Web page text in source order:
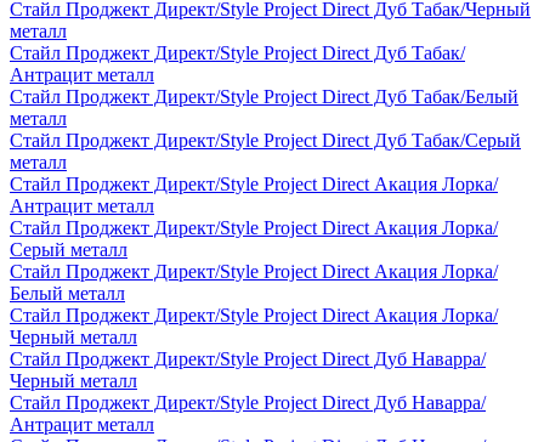
Стайл Проджект Директ/Style Project Direct Дуб Табак/Черный
металл
Стайл Проджект Директ/Style Project Direct Дуб Табак/
Антрацит металл
Стайл Проджект Директ/Style Project Direct Дуб Табак/Белый
металл
Стайл Проджект Директ/Style Project Direct Дуб Табак/Серый
металл
Стайл Проджект Директ/Style Project Direct Акация Лорка/
Антрацит металл
Стайл Проджект Директ/Style Project Direct Акация Лорка/
Серый металл
Стайл Проджект Директ/Style Project Direct Акация Лорка/
Белый металл
Стайл Проджект Директ/Style Project Direct Акация Лорка/
Черный металл
Стайл Проджект Директ/Style Project Direct Дуб Наварра/
Черный металл
Стайл Проджект Директ/Style Project Direct Дуб Наварра/
Антрацит металл